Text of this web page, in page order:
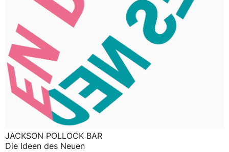
JACKSON POLLOCK BAR
Die Ideen des Neuen